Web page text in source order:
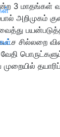
3 மாதங்கள்
அறிமுகம்
சில்லறை